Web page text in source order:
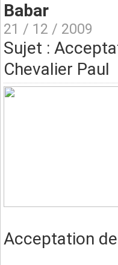
Babar
21 / 12 / 2009
Sujet :
Chevalier Paul
Acceptation